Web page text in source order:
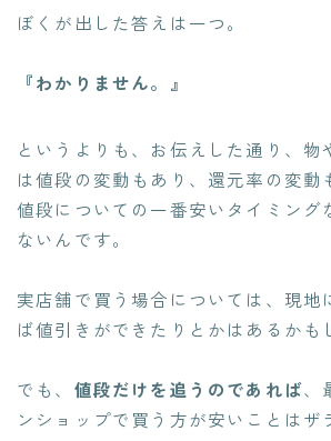
ぼくが出した答えは一つ。
『わかりません。』
というよりも、お伝えした通り、物
は値段の変動もあり、還元率の変動
値段についての一番安いタイミング
ないんです。
実店舗で買う場合については、現地
ば値引き ができたりとかはあるかも
でも、 値段だけを追うのであれば、
ンショップで買う方が安いことはザ